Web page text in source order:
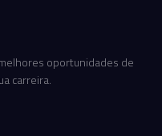
oportunidades de
carreira.